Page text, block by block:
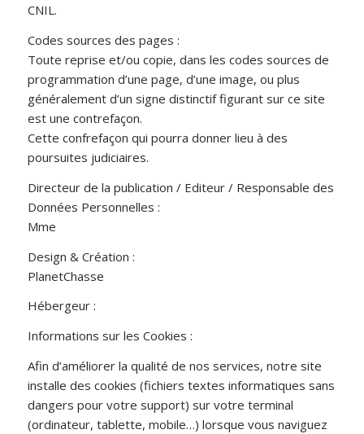
CNIL.
Codes sources des pages :
Toute reprise et/ou copie, dans les codes sources de
programmation d’une page, d’une image, ou plus
généralement d’un signe distinctif figurant sur ce site
est une contrefaçon.
Cette confrefaçon qui pourra donner lieu à des
poursuites judiciaires.
Directeur de la publication / Editeur / Responsable des
Données Personnelles :
Mme
Design & Création :
PlanetChasse
Hébergeur :
Informations sur les Cookies :
Afin d’améliorer la qualité de nos services, notre site
installe des cookies (fichiers textes informatiques sans
dangers pour votre support) sur votre terminal
(ordinateur, tablette, mobile…) lorsque vous naviguez